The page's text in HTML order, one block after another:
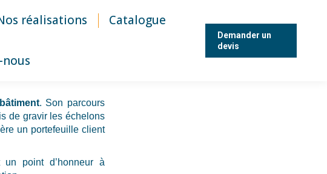
réalisations Catalogue
Demander un
devis
. Son parcours
de gravir les échelons
un portefeuille client
point d’honneur à